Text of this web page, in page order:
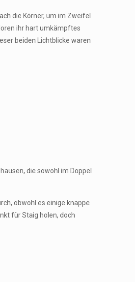
die Körner, um im Zweifel
ihr hart umkämpftes
beiden Lichtblicke waren
die sowohl im Doppel
obwohl es einige knappe
für Staig holen, doch